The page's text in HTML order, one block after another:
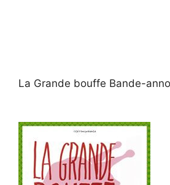
La Grande bouffe Bande-